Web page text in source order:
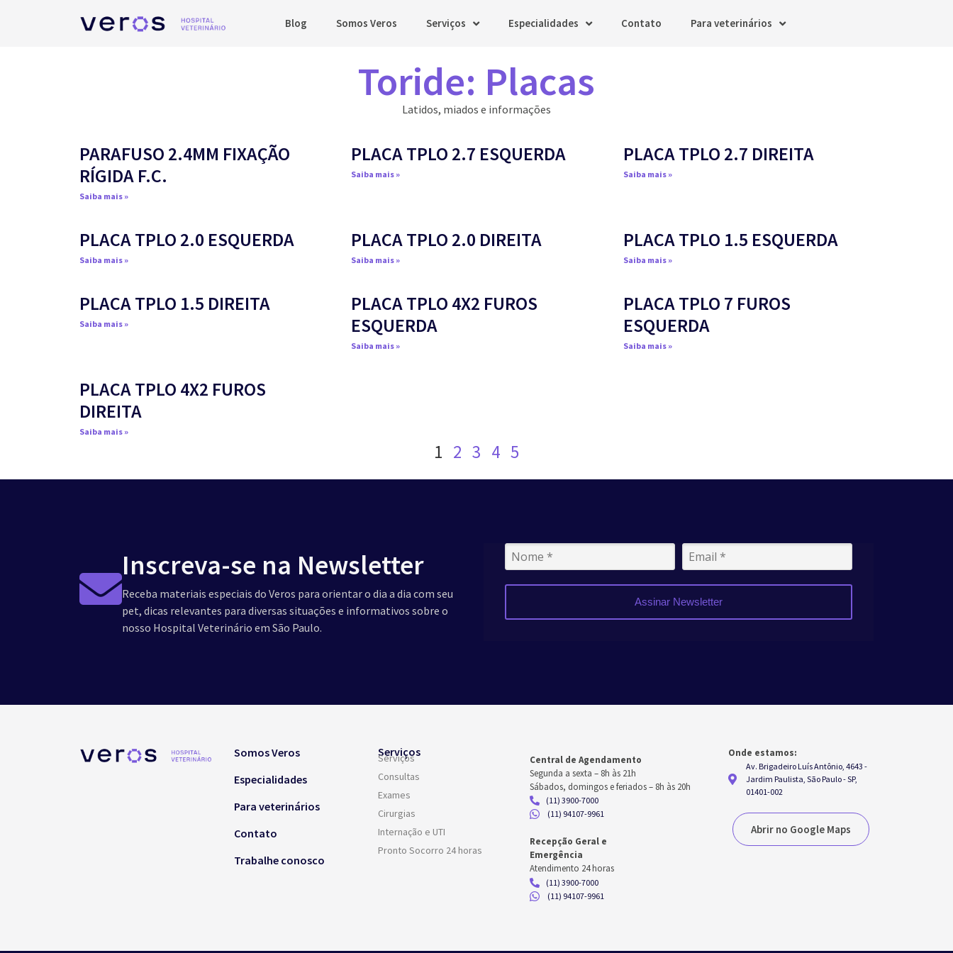
Blog Somos Veros Serviços Especialidades Contato Para veterinários
Toride: Placas
Latidos, miados e informações
PARAFUSO 2.4MM FIXAÇÃO
RÍGIDA F.C.
Saiba mais »
PLACA TPLO 2.7 ESQUERDA
Saiba mais »
PLACA TPLO 2.7 DIREITA
Saiba mais »
PLACA TPLO 2.0 ESQUERDA
Saiba mais »
PLACA TPLO 2.0 DIREITA
Saiba mais »
PLACA TPLO 1.5 ESQUERDA
Saiba mais »
PLACA TPLO 1.5 DIREITA
Saiba mais »
PLACA TPLO 4X2 FUROS
ESQUERDA
Saiba mais »
PLACA TPLO 7 FUROS
ESQUERDA
Saiba mais »
PLACA TPLO 4X2 FUROS
DIREITA
Saiba mais »
1 2 3 4 5
Inscreva-se na Newsletter
Receba materiais especiais do Veros para orientar o dia a dia com seu
pet, dicas relevantes para diversas situações e informativos sobre o
nosso Hospital Veterinário em São Paulo.
Assinar Newsletter
Somos Veros
Especialidades
Para veterinários
Contato
Trabalhe conosco
Serviços
Serviços
Consultas
Exames
Cirurgias
Internação e UTI
Pronto Socorro 24 horas
Central de Agendamento
Segunda a sexta – 8h às 21h
Sábados, domingos e feriados– 8h às 20h
(11) 3900-7000
(11) 94107-9961
Recepção Geral e
Emergência
Atendimento 24 horas
(11) 3900-7000
(11) 94107-9961
Onde estamos:
Av. Brigadeiro Luís Antônio, 4643 -
Jardim Paulista, São Paulo - SP,
01401-002
Abrir no Google Maps